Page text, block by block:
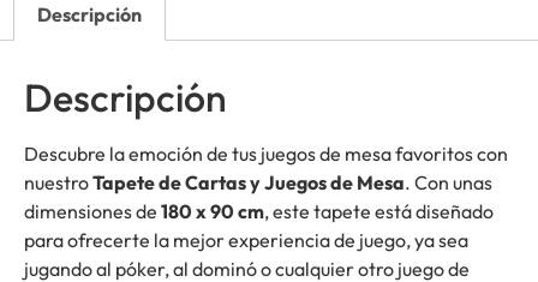
Descripción
Descripción
Descubre la emoción de tus juegos de mesa favoritos con
nuestroTapete de Cartas y Juegos de Mesa. Con unas
dimensiones de 180 x 90 cm, este tapete está diseñado
para ofrecerte la mejor experiencia de juego, ya sea
jugando al póker, al dominó o cualquier otro juego de